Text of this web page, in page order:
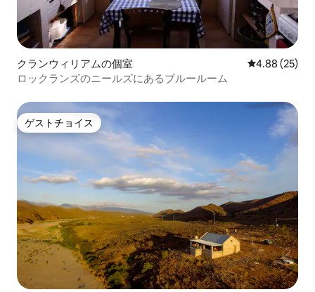
クランウィリアムの個室 レビュー25
4.88 (25)
ロックランズのニールズにあるブルールーム
ゲストチョイス
ゲストチョイス